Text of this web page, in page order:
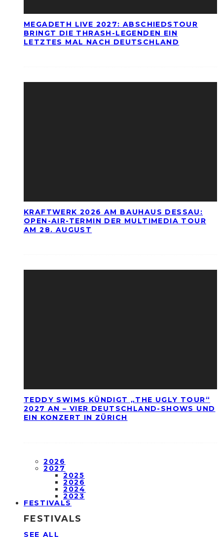
MEGADETH LIVE 2027: ABSCHIEDSTOUR
BRINGT DIE THRASH-LEGENDEN EIN
LETZTES MAL NACH DEUTSCHLAND
KRAFTWERK 2026 AM BAUHAUS DESSAU:
OPEN-AIR-TERMIN DER MULTIMEDIA TOUR
AM 28. AUGUST
TEDDY SWIMS KÜNDIGT „THE UGLY TOUR“
2027 AN – VIER DEUTSCHLAND-SHOWS UND
EIN KONZERT IN ZÜRICH
2026
2027
2025
2026
2024
2023
FESTIVALS
FESTIVALS
SEE ALL